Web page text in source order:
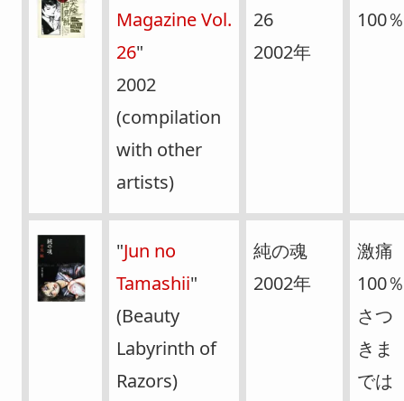
Magazine Vol.
26"
2002
(compilation
with other
artists)
26
2002年
100％
"Jun no
Tamashii"
(Beauty
Labyrinth of
Razors)
純の魂
2002年
激痛
100％
さつ
きま
では